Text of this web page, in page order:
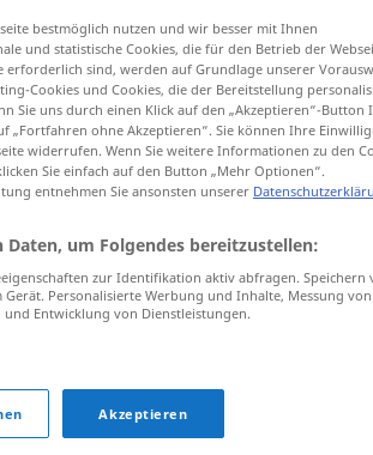
bestmöglich nutzen und wir besser mit Ihnen
und statistische Cookies, die für den Betrieb der
erforderlich sind, werden auf Grundlage unserer
Cookies und Cookies, die der Bereitstellung
Sie uns durch einen Klick auf den „Akzeptieren“-Button
„Fortfahren ohne Akzeptieren“. Sie können Ihre
widerrufen. Wenn Sie weitere Informationen zu den
Sie einfach auf den Button „Mehr Optionen“.
entnehmen Sie ansonsten unserer
um Folgendes bereitzustellen:
zur Identifikation aktiv abfragen. Speichern
Personalisierte Werbung und Inhalte, Messung von
Entwicklung von Dienstleistungen.
Akzeptieren